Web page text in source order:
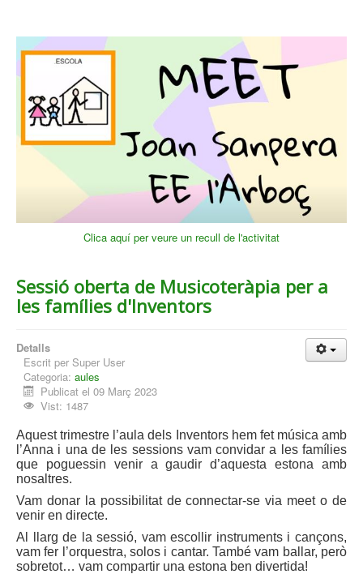
Clica aquí per veure un recull de l'activitat
Sessió oberta de Musicoteràpia per a
les famílies d'Inventors
Detalls
Escrit per Super User
Categoria: aules
Publicat el 09 Març 2023
Vist: 1487
Aquest trimestre l’aula dels Inventors hem fet música amb
l’Anna i una de les sessions vam convidar a les famílies
que poguessin venir a gaudir d’aquesta estona amb
nosaltres.
Vam donar la possibilitat de connectar-se via meet o de
venir en directe.
Al llarg de la sessió, vam escollir instruments i cançons,
vam fer l’orquestra, solos i cantar. També vam ballar, però
sobretot… vam compartir una estona ben divertida!